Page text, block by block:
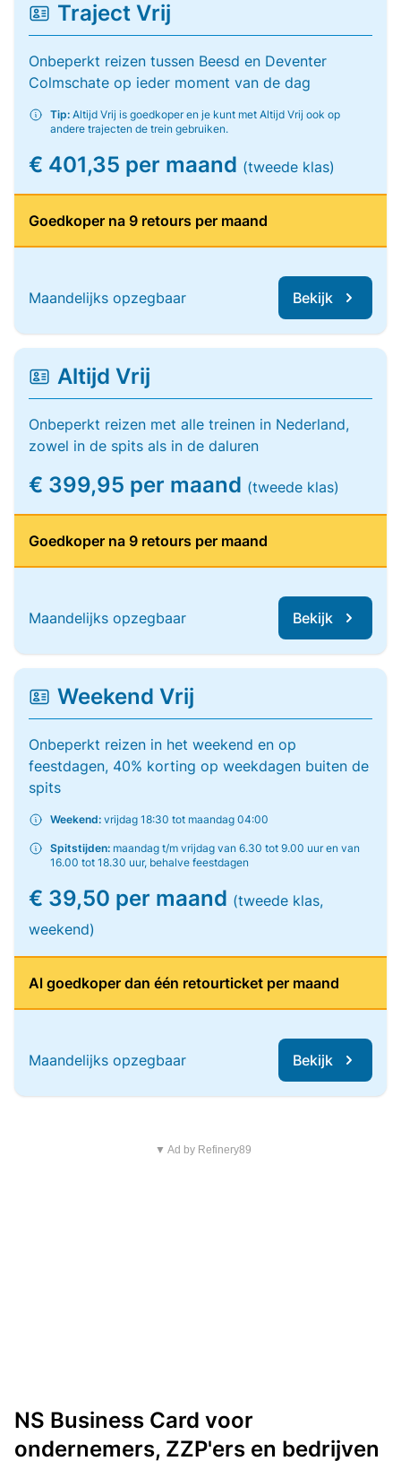
Traject Vrij
Onbeperkt reizen tussen Beesd en Deventer
Colmschate op ieder moment van de dag
Tip: Altijd Vrij is goedkoper en je kunt met Altijd Vrij ook op
andere trajecten de trein gebruiken.
€ 401,35 per maand (tweede klas)
Goedkoper na 9 retours per maand
Maandelijks opzegbaar Bekijk
Altijd Vrij
Onbeperkt reizen met alle treinen in Nederland,
zowel in de spits als in de daluren
€ 399,95 per maand (tweede klas)
Goedkoper na 9 retours per maand
Maandelijks opzegbaar Bekijk
Weekend Vrij
Onbeperkt reizen in het weekend en op
feestdagen, 40% korting op weekdagen buiten de
spits
Weekend: vrijdag 18:30 tot maandag 04:00
Spitstijden: maandag t/m vrijdag van 6.30 tot 9.00 uur en van
16.00 tot 18.30 uur, behalve feestdagen
€ 39,50 per maand (tweede klas,
weekend)
Al goedkoper dan één retourticket per maand
Maandelijks opzegbaar Bekijk
▼ Ad by Refinery89
NS Business Card voor
ondernemers, ZZP'ers en bedrijven